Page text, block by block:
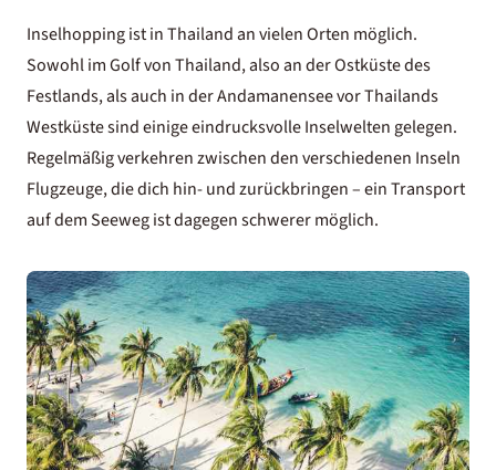
Inselhopping ist in Thailand an vielen Orten möglich.
Sowohl im Golf von Thailand, also an der Ostküste des
Festlands, als auch in der Andamanensee vor Thailands
Westküste sind einige eindrucksvolle Inselwelten gelegen.
Regelmäßig verkehren zwischen den verschiedenen Inseln
Flugzeuge, die dich hin- und zurückbringen – ein Transport
auf dem Seeweg ist dagegen schwerer möglich.